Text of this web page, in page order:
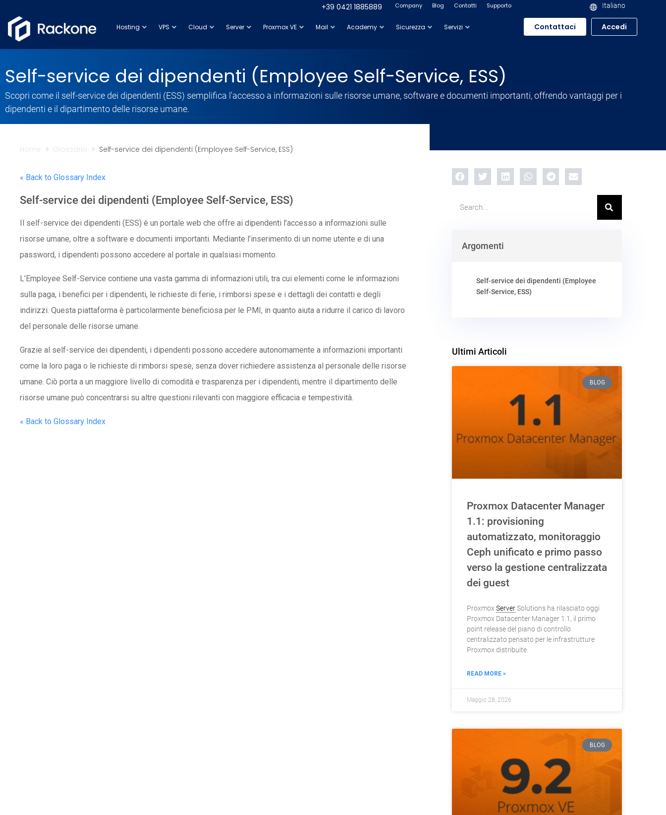
+39 0421 1885889 Company Blog Contatti Supporto Italiano
Hosting VPS Cloud Server Proxmox VE Mail Academy Sicurezza Servizi Contattaci Accedi
Self-service dei dipendenti (Employee Self-Service, ESS)
Scopri come il self-service dei dipendenti (ESS) semplifica l'accesso a informazioni sulle risorse umane, software e documenti importanti, offrendo vantaggi per i
dipendenti e il dipartimento delle risorse umane.
Home Glossario Self-service dei dipendenti (Employee Self-Service, ESS)
« Back to Glossary Index
Self-service dei dipendenti (Employee Self-Service, ESS)
Il self-service dei dipendenti (ESS) è un portale web che offre ai dipendenti l’accesso a informazioni sulle
risorse umane, oltre a software e documenti importanti. Mediante l’inserimento di un nome utente e di una
password, i dipendenti possono accedere al portale in qualsiasi momento.
L’Employee Self-Service contiene una vasta gamma di informazioni utili, tra cui elementi come le informazioni
sulla paga, i benefici per i dipendenti, le richieste di ferie, i rimborsi spese e i dettagli dei contatti e degli
indirizzi. Questa piattaforma è particolarmente beneficiosa per le PMI, in quanto aiuta a ridurre il carico di lavoro
del personale delle risorse umane.
Grazie al self-service dei dipendenti, i dipendenti possono accedere autonomamente a informazioni importanti
come la loro paga o le richieste di rimborsi spese, senza dover richiedere assistenza al personale delle risorse
umane. Ciò porta a un maggiore livello di comodità e trasparenza per i dipendenti, mentre il dipartimento delle
risorse umane può concentrarsi su altre questioni rilevanti con maggiore efficacia e tempestività.
« Back to Glossary Index
Argomenti
Self-service dei dipendenti (Employee
Self-Service, ESS)
Ultimi Articoli
BLOG
Proxmox Datacenter Manager
1.1: provisioning
automatizzato, monitoraggio
Ceph unificato e primo passo
verso la gestione centralizzata
dei guest
Proxmox ServerSolutions ha rilasciato oggi
Proxmox Datacenter Manager 1.1, il primo
point release del piano di controllo
centralizzato pensato per le infrastrutture
Proxmox distribuite.
READ MORE »
Maggio 28, 2026
BLOG